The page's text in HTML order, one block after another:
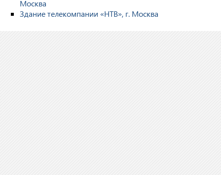
Москва
Здание телекомпании «НТВ», г. Москва